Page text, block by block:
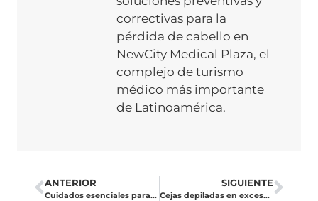
correctivas para la
pérdida de cabello en
NewCity Medical Plaza, el
complejo de turismo
médico más importante
de Latinoamérica.
ANTERIOR
Cuidados esenciales para tu cabello durante el verano: protege tu injerto capilar
SIGUIENTE
Cejas depiladas en exceso: cómo hacer que tus cejas vuelvas a crecer